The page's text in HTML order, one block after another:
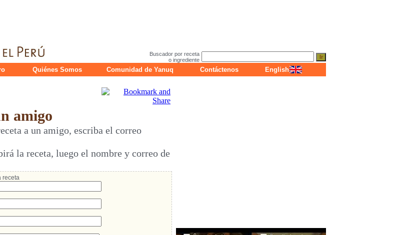
Buscador por receta
o ingrediente
Quiénes Somos Comunidad de Yanuq Contáctenos English
amigo
a un amigo, escriba el correo
la receta, luego el nombre y correo de
receta